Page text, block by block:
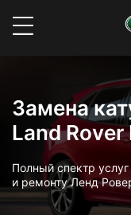
Замена
Land Rover
Полный спектр
и ремонту Ленд